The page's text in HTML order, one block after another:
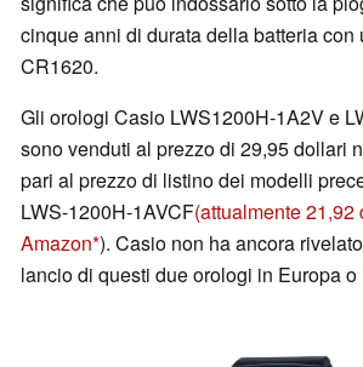
cinque anni di durata della batteria con
CR1620.
Gli orologi Casio LWS1200H-1A2V e
sono venduti al prezzo di 29,95 dollari
pari al prezzo di listino dei modelli
LWS-1200H-1AVCF(attualmente 21,92
Amazon ). Casio non ha ancora
lancio di questi due orologi in Europa o